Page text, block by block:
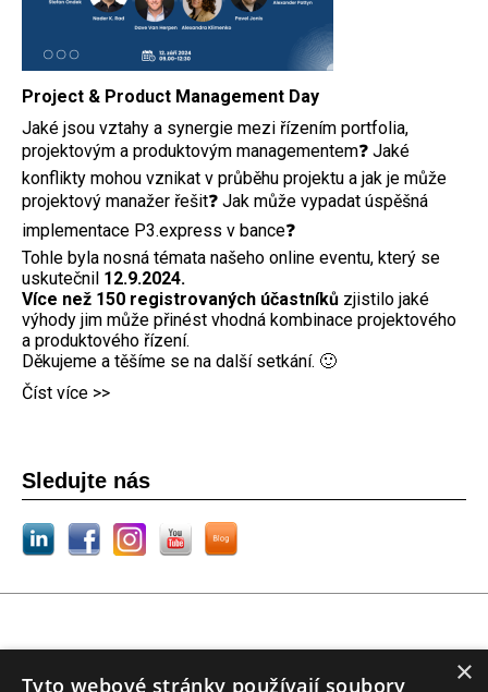
Project & Product Management Day
Jaké jsou vztahy a synergie mezi řízením portfolia,
projektovým a produktovým managementem❓ Jaké
konflikty mohou vznikat v průběhu projektu a jak je může
projektový manažer řešit❓ Jak může vypadat úspěšná
implementace P3.express v bance❓
Tohle byla nosná témata našeho online eventu, který se
uskutečnil 12.9.2024.
Více než 150 registrovaných účastníků zjistilo jaké
výhody jim může přinést vhodná kombinace projektového
a produktového řízení.
Děkujeme a těšíme se na další setkání. 🙂
Číst více >>
Sledujte nás
×
Tyto webové stránky používají soubory